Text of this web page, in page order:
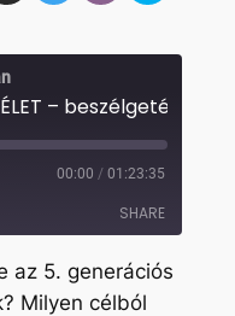
– beszélgetés
00:00 / 01:23:35
SHARE
az 5. generációs
Milyen célból